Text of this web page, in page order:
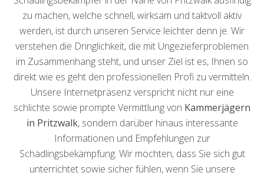
zu machen, welche schnell, wirksam und taktvoll aktiv
werden, ist durch unseren Service leichter denn je. Wir
verstehen die Dringlichkeit, die mit Ungezieferproblemen
im Zusammenhang steht, und unser Ziel ist es, Ihnen so
direkt wie es geht den professionellen Profi zu vermitteln.
Unsere Internetpräsenz verspricht nicht nur eine
schlichte sowie prompte Vermittlung von Kammerjägern
in Pritzwalk, sondern darüber hinaus interessante
Informationen und Empfehlungen zur
Schädlingsbekämpfung. Wir möchten, dass Sie sich gut
unterrichtet sowie sicher fühlen, wenn Sie unsere